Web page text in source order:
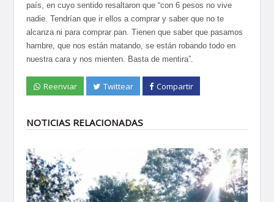
país, en cuyo sentido resaltaron que “con 6 pesos no vive
nadie. Tendrían que ir ellos a comprar y saber que no te
alcanza ni para comprar pan. Tienen que saber que pasamos
hambre, que nos están matando, se están robando todo en
nuestra cara y nos mienten. Basta de mentira”.
Reenviar Twittear Compartir
NOTICIAS RELACIONADAS